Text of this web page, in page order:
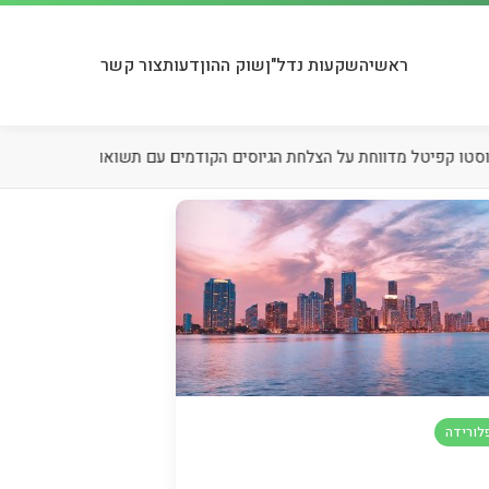
ראשיהשקעות נדל"ןשוק ההוןדעותצור קשר
07.08.26 אינווסטו קפיטל מדווחת על הצלחת הגיוסים הקודמים עם